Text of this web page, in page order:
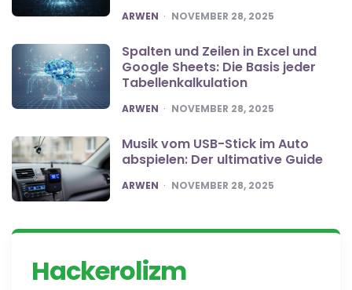
POSTED
ARWEN NOVEMBER 28, 2025
Spalten und Zeilen in Excel und
Google Sheets: Die Basis jeder
Tabellenkalkulation
POSTED
ARWEN NOVEMBER 28, 2025
Musik vom USB-Stick im Auto
abspielen: Der ultimative Guide
POSTED
ARWEN NOVEMBER 28, 2025
Hackerolizm